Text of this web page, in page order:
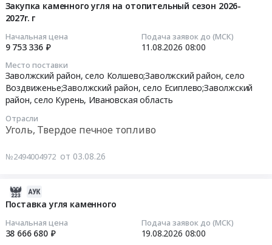
Закупка каменного угля на отопительный сезон 2026-
2027г. г
Начальная цена
9 753 336 ₽
Подача заявок до (МСК)
11.08.2026 08:00
Место поставки
Заволжский район, село Колшево;Заволжский район, село
Воздвиженье;Заволжский район, село Есиплево;Заволжский
район, село Курень, Ивановская область
Отрасли
Уголь, Твердое печное топливо
№2494004972 от 03.08.26
Поставка угля каменного
Начальная цена
38 666 680 ₽
Подача заявок до (МСК)
19.08.2026 08:00